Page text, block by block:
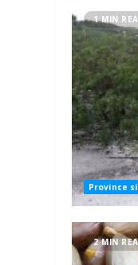
1 MIN
Province
2 MIN